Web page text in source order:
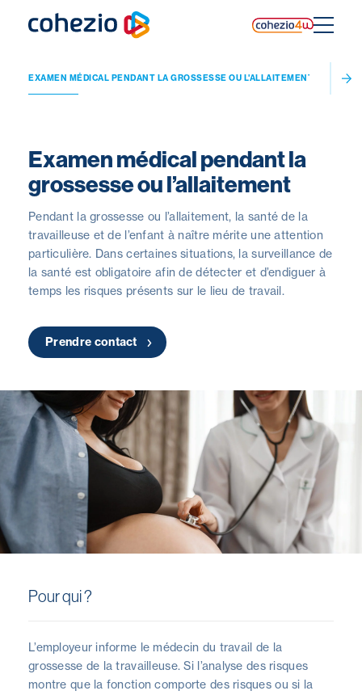
content
EXAMEN MÉDICAL PENDANT LA GROSSESSE OU L'ALLAITEMENT
Examen médical pendant la
grossesse ou l’allaitement
Pendant la grossesse ou l’allaitement, la santé de la
travailleuse et de l’enfant à naître mérite une attention
particulière. Dans certaines situations, la surveillance de
la santé est obligatoire afin de détecter et d’endiguer à
temps les risques présents sur le lieu de travail.
Prendre contact
Pour qui ?
L’employeur informe le médecin du travail de la
grossesse de la travailleuse. Si l’analyse des risques
montre que la fonction comporte des risques ou si la